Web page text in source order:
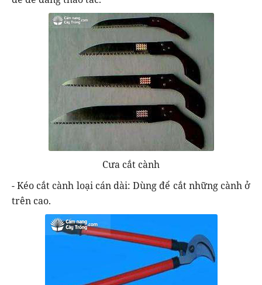
Cưa cắt cành
- Kéo cắt cành loại cán dài: Dùng để cắt những cành ở
trên cao.